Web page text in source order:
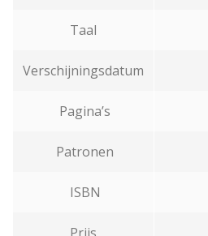
Taal
Verschijningsdatum
Pagina’s
Patronen
ISBN